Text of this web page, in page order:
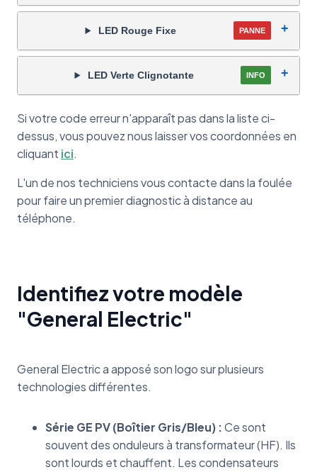
LED Rouge Fixe PANNE
LED Verte Clignotante INFO
Si votre code erreur n'apparaît pas dans la liste ci-
dessus, vous pouvez nous laisser vos coordonnées en
cliquant ici.
L'un de nos techniciens vous contacte dans la foulée
pour faire un premier diagnostic à distance au
téléphone.
Identifiez votre modèle
"General Electric"
General Electric a apposé son logo sur plusieurs
technologies différentes.
Série GE PV (Boîtier Gris/Bleu) :Ce sont
souvent des onduleurs à transformateur (HF). Ils
sont lourds et chauffent. Les condensateurs